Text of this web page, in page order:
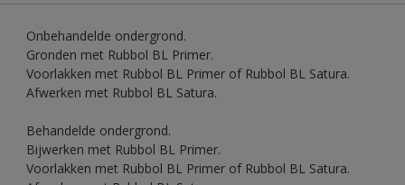
Onbehandelde ondergrond.
Gronden met Rubbol BL Primer.
Voorlakken met Rubbol BL Primer of Rubbol BL Satura.
Afwerken met Rubbol BL Satura.
Behandelde ondergrond.
Bijwerken met Rubbol BL Primer.
Voorlakken met Rubbol BL Primer of Rubbol BL Satura.